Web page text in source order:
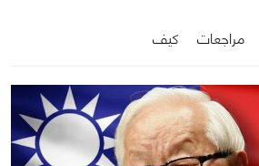
مراجعات كيف